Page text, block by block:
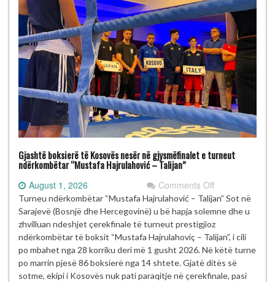
Gjashtë boksierë të Kosovës nesër në gjysmëfinalet e turneut
ndërkombëtar “Mustafa Hajrulahović – Talijan”
August 1, 2026 Comments Offon
Gjashtë
boksierë
të
Kosovës
nesër
në
gjysmëfinalet
Turneu ndërkombëtar “Mustafa Hajrulahović – Talijan” Sot në
Sarajevë (Bosnjë dhe Hercegovinë) u bë hapja solemne dhe u
zhvilluan ndeshjet çerekfinale të turneut prestigjioz
ndërkombëtar të boksit “Mustafa Hajrulahoviç – Talijan”, i cili
po mbahet nga 28 korriku deri më 1 gusht 2026. Në këtë turne
po marrin pjesë 86 boksierë nga 14 shtete. Gjatë ditës së
sotme, ekipi i Kosovës nuk pati paraqitje në çerekfinale, pasi